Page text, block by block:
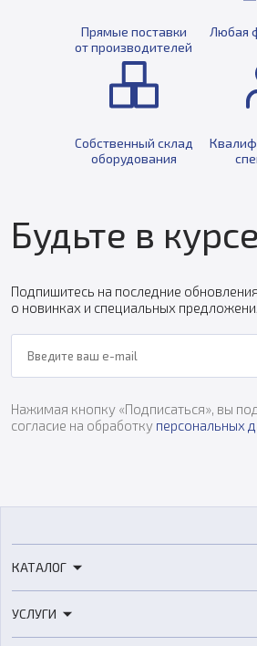
Прямые поставки
от производителей
Любая
Собственный склад
оборудования
Будьте в курсе
Подпишитесь на последние
о новинках и специальных
Нажимая кнопку «Подписаться», вы
согласие на обработку персональных
КАТАЛОГ
3D-сканеры
УСЛУГИ